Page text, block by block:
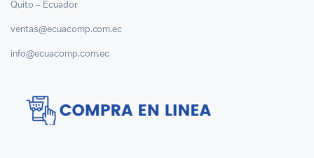
Quito – Ecuador
ventas@ecuacomp.com.ec
info@ecuacomp.com.ec